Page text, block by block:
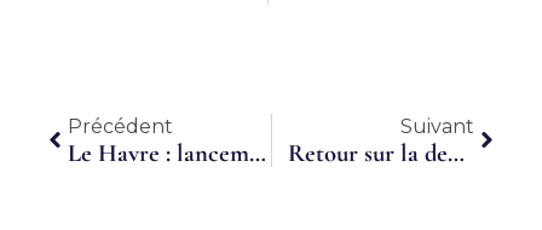
Précédent
Précédent
Le Havre : lancement d’un moteur de recherche facilitateur d’emplois dans la propreté
Suivant
Retour sur la dernière conférence Prospactive à Annecy !